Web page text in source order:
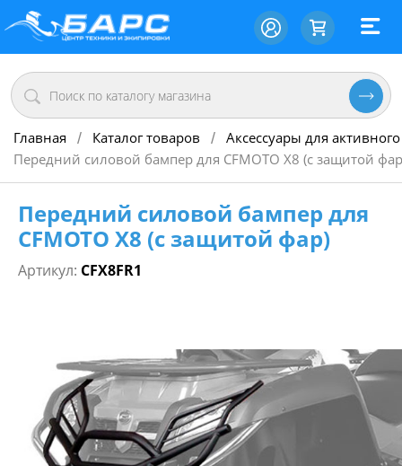
Главная / Каталог товаров / Аксессуары для
Передний силовой бампер для CFMOTO X8 (с защитой
Передний силовой бампер для
CFMOTO X8 (с защитой фар)
Артикул: CFX8FR1